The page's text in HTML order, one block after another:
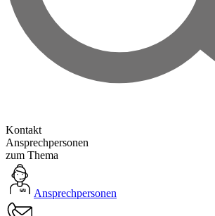
Kontakt
Ansprechpersonen
zum Thema
Ansprechpersonen